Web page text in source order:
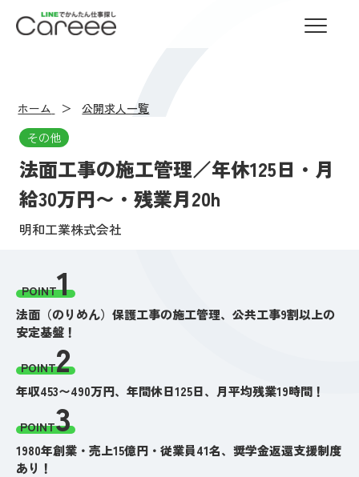
LINEでかんたん仕事探し Careee
ホーム
公開求人一覧
その他
法面工事の施工管理／年休125日・月
給30万円〜・残業月20h
明和工業株式会社
POINT1
法面（のりめん）保護工事の施工管理、公共工事9割以上の
安定基盤！
POINT2
年収453〜490万円、年間休日125日、月平均残業19時間！
POINT3
1980年創業・売上15億円・従業員41名、奨学金返還支援制度
あり！